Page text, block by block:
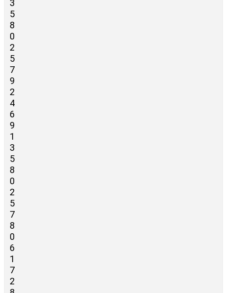
3
5
8
0
2
5
7
9
2
4
6
9
1
3
5
8
0
2
5
7
8
0
6
1
7
2